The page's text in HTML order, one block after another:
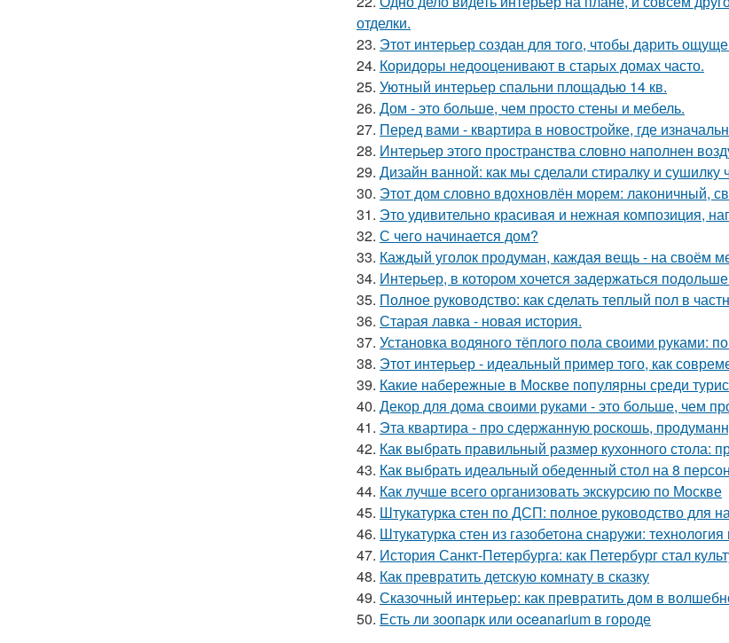
отделки.
23. Этот интерьер создан для того, чтобы дарить
24. Коридоры недооценивают в старых домах часто.
25. Уютный интерьер спальни площадью 14 кв.
26. Дом - это больше, чем просто стены и мебель.
27. Перед вами - квартира в новостройке, где
28. Интерьер этого пространства словно наполнен
29. Дизайн ванной: как мы сделали стиралку и сушилку
30. Этот дом словно вдохновлён морем: лаконичный,
31. Это удивительно красивая и нежная композиция,
32. С чего начинается дом?
33. Каждый уголок продуман, каждая вещь - на своём
34. Интерьер, в котором хочется задержаться
35. Полное руководство: как сделать теплый пол в
36. Старая лавка - новая история.
37. Установка водяного тёплого пола своими руками:
38. Этот интерьер - идеальный пример того, как
39. Какие набережные в Москве популярны среди
40. Декор для дома своими руками - это больше, чем
41. Эта квартира - про сдержанную роскошь,
42. Как выбрать правильный размер кухонного стола:
43. Как выбрать идеальный обеденный стол на 8
44. Как лучше всего организовать экскурсию по Москве
45. Штукатурка стен по ДСП: полное руководство для
46. Штукатурка стен из газобетона снаружи:
47. История Санкт-Петербурга: как Петербург стал
48. Как превратить детскую комнату в сказку
49. Сказочный интерьер: как превратить дом в
50. Есть ли зоопарк или oceanarium в городе